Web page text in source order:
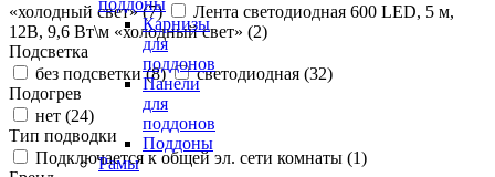
поддоны
Карнизы
для
поддонов
Панели
для
поддонов
Поддоны
Рамы
«холодный свет» (7)
Лента светодиодная 600 LED, 5 м,
12В, 9,6 Вт\м «холодный свет» (2)
Подсветка
без подсветки (8) светодиодная (32)
Подогрев
нет (24)
Тип подводки
Подключается к общей эл. сети комнаты (1)